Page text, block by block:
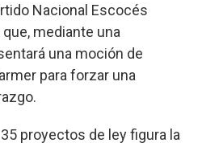
Nacional Escocés
mediante una
una moción de
para forzar una
proyectos de ley figura la